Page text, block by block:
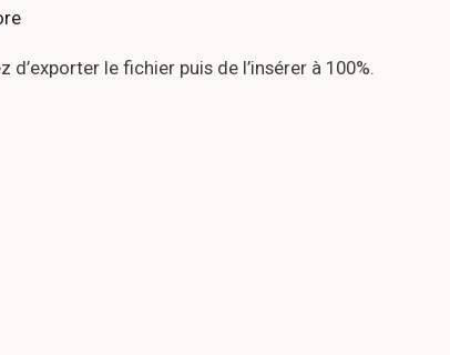
le fichier puis de l’insérer à 100%.